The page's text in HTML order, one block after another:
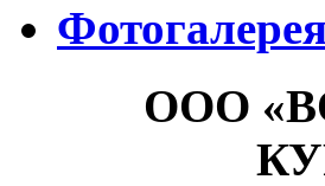
Фотогалерея
ООО